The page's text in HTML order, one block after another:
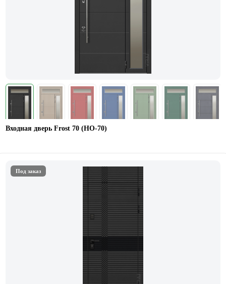
Входная дверь Frost 70 (НO-70)
Под заказ